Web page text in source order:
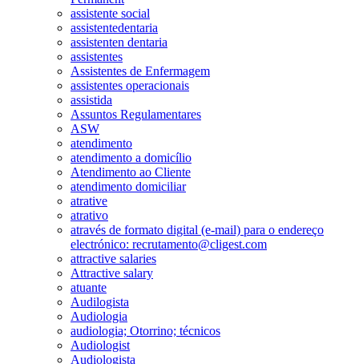
assistente social
assistentedentaria
assistenten dentaria
assistentes
Assistentes de Enfermagem
assistentes operacionais
assistida
Assuntos Regulamentares
ASW
atendimento
atendimento a domicílio
Atendimento ao Cliente
atendimento domiciliar
atrative
atrativo
através de formato digital (e-mail) para o endereço
electrónico: recrutamento@cligest.com
attractive salaries
Attractive salary
atuante
Audilogista
Audiologia
audiologia; Otorrino; técnicos
Audiologist
Audiologista